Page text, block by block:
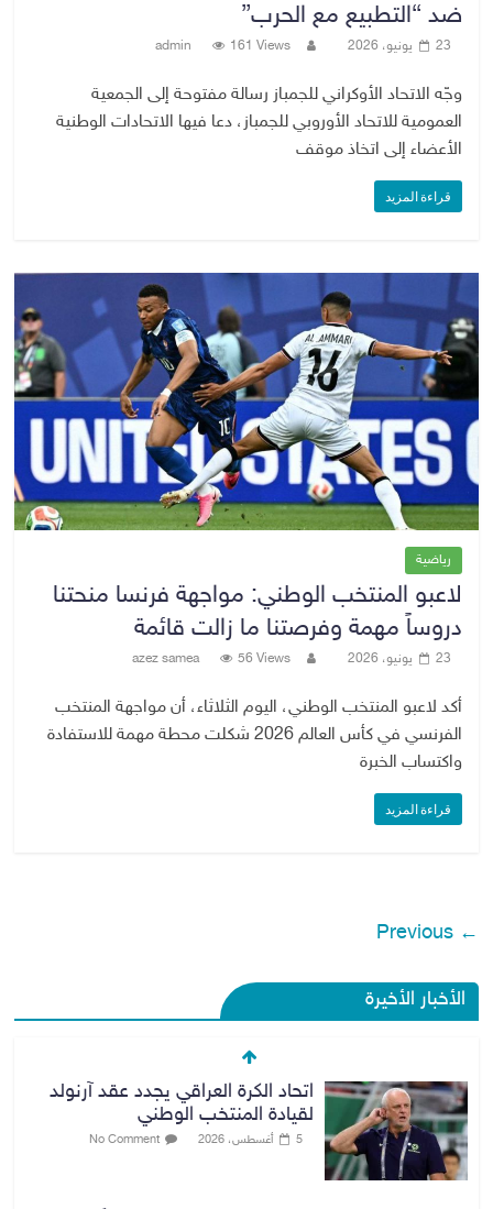
ضد “التطبيع مع الحرب”
23 يونيو، 2026 admin 161 Views
وجّه الاتحاد الأوكراني للجمباز رسالة مفتوحة إلى الجمعية
العمومية للاتحاد الأوروبي للجمباز، دعا فيها الاتحادات الوطنية
الأعضاء إلى اتخاذ موقف
قراءة المزيد
رياضية
لاعبو المنتخب الوطني: مواجهة فرنسا منحتنا
دروساً مهمة وفرصتنا ما زالت قائمة
23 يونيو، 2026 azez samea 56 Views
أكد لاعبو المنتخب الوطني، اليوم الثلاثاء، أن مواجهة المنتخب
الفرنسي في كأس العالم 2026 شكلت محطة مهمة للاستفادة
واكتساب الخبرة
قراءة المزيد
← Previous
الأخبار الأخيرة
بغداد تسجل 152,750 ديناراً لبيع
الدولار
5 أغسطس، 2026 No Comment